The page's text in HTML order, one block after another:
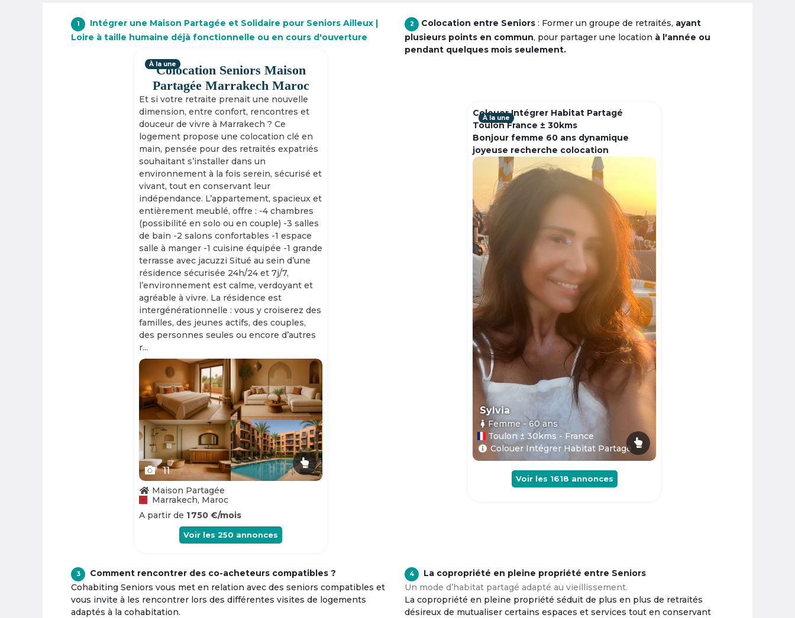
1
Intégrer une Maison Partagée et Solidaire pour Seniors Ailleux |
Loire à taille humaine déjà fonctionnelle ou en cours d'ouverture
Colocation Seniors Maison
Partagée Marrakech Maroc
Et si votre retraite prenait une nouvelle
dimension, entre confort, rencontres et
douceur de vivre à Marrakech ? Ce
logement propose une colocation clé en
main, pensée pour des retraités expatriés
souhaitant s’installer dans un
environnement à la fois serein, sécurisé et
vivant, tout en conservant leur
indépendance. L’appartement, spacieux et
entièrement meublé, offre : -4 chambres
(possibilité en solo ou en couple) -3 salles
de bain -2 salons confortables -1 espace
salle à manger -1 cuisine équipée -1 grande
terrasse avec jacuzzi Situé au sein d’une
résidence sécurisée 24h/24 et 7j/7,
l’environnement est calme, verdoyant et
agréable à vivre. La résidence est
intergénérationnelle : vous y croiserez des
familles, des jeunes actifs, des couples,
des personnes seules ou encore d’autres
r...
À la une
Slide 1 of 11
11
Maison Partagée
Marrakech, Maroc
A partir de 1 750 €/mois
Voir les 250 annonces
2 Colocation entre Seniors : Former un groupe de retraités, ayant
plusieurs points en commun, pour partager une location à l'année ou
pendant quelques mois seulement.
Colouer Intégrer Habitat Partagé
Toulon France ± 30kms
Bonjour femme 60 ans dynamique
joyeuse recherche colocation
À la une
Sylvia
Femme - 60ans
Toulon ± 30kms - France
Colouer Intégrer Habitat Partagé
Voir les 1618 annonces
3
Comment rencontrer des co-acheteurs compatibles ?
Cohabiting Seniors vous met en relation avec des seniors compatibles et
vous invite à les rencontrer lors des différentes visites de logements
adaptés à la cohabitation.
4
La copropriété en pleine propriété entre Seniors
Un mode d’habitat partagé adapté au vieillissement.
La copropriété en pleine propriété séduit de plus en plus de retraités
désireux de mutualiser certains espaces et services tout en conservant